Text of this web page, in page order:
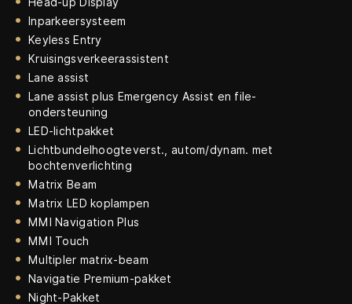
Inparkeersysteem
Keyless Entry
Kruisingsverkeerassistent
Lane assist
Lane assist plus Emergency Assist en file-
ondersteuning
LED-lichtpakket
Lichtbundelhoogteverst., autom/dynam. met
bochtenverlichting
Matrix Beam
Matrix LED koplampen
MMI Navigation Plus
MMI Touch
Multipler matrix-beam
Navigatie Premium-pakket
Night-Pakket